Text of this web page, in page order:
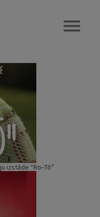
izstāde “Ro–Tō”